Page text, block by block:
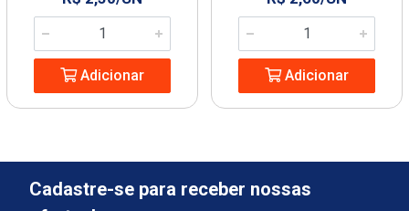
Adicionar Adicionar
Cadastre-se para receber nossas